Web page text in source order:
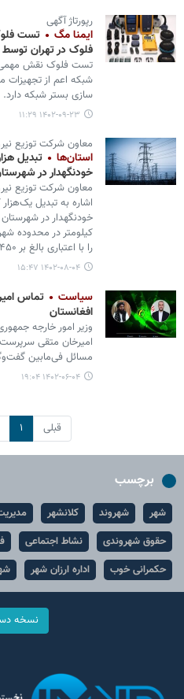
رپورتاژ آگهی
ایمنا مگ
تست
فلوک در تهران
تست فلوک نقش مهمی
شبکه اعم از تجهیزات
سازی بستر شبکه دارد.
۱۴۰۲-۰۹-۲۳ ۱۱:۲۹
معاون شرکت توزیع
استان‌ها
تبدیل
خودنگهدار در
معاون شرکت توزیع
اشاره به تبدیل
را با اعتباری بالغ بر ۴۵۰ میلیارد تومان پیش‌بینی کرده‌ایم.
۱۴۰۲-۰۸-۰۴ ۱۵:۴۷
سیاست
تماس
افغانستان
وزیر امور خارجه
امیرخان متقی
مسائل فی‌مابین
۱۴۰۲-۰۶-۰۴ ۱۹:۰۴
قبلی ۱
برچسب
شهر شهروند کلانشهر
حقوق شهروندی
نشاط اجتماعی
حکمرانی خوب
اداره ارزان شهر
نسخه